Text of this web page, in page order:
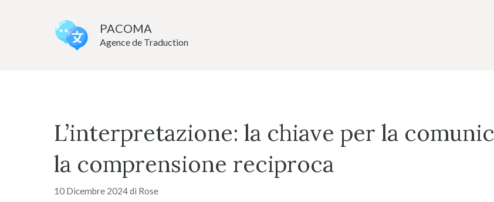
PACOMA
Agence de Traduction
L’interpretazione: la chiave per la
la comprensione reciproca
10 Dicembre 2024di Rose